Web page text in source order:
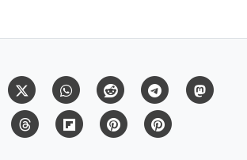
FacebookX (Twitter)Whatsapp Reddit Telegram
Bluesky Threads Flipboard Pinterest